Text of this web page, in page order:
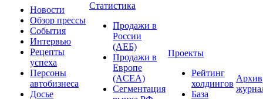
Новости
Обзор прессы
События
Интервью
Рецепты
успеха
Персоны
автобизнеса
Досье
Статистика
Продажи в
России
(АЕБ)
Продажи в
Европе
(ACEA)
Сегментация
Проекты
Рейтинг
холдингов
База
Архив